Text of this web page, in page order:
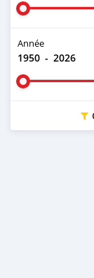
Année
1950 - 2026